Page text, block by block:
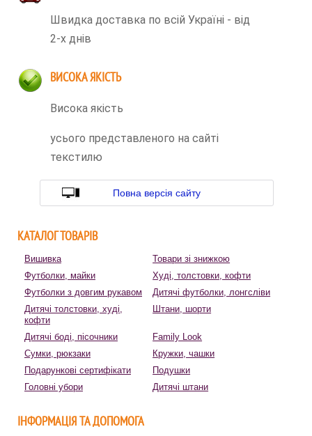
Швидка доставка по всій Україні - від
2-х днів
ВИСОКА ЯКІСТЬ
Висока якість
усього представленого на сайті
текстилю
Повна версія сайту
КАТАЛОГ ТОВАРІВ
Вишивка
Товари зі знижкою
Футболки, майки
Худі, толстовки, кофти
Футболки з довгим рукавом
Дитячі футболки, лонгсліви
Дитячі толстовки, худі,
кофти
Штани, шорти
Дитячі боді, пісочники
Family Look
Сумки, рюкзаки
Кружки, чашки
Подарункові сертифікати
Подушки
Головні убори
Дитячі штани
ІНФОРМАЦІЯ ТА ДОПОМОГА